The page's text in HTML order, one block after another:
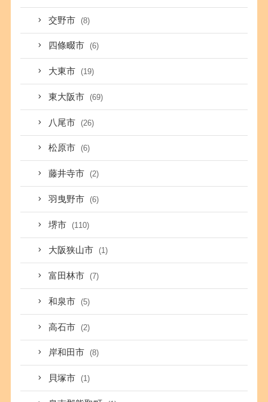
交野市 (8)
四條畷市 (6)
大東市 (19)
東大阪市 (69)
八尾市 (26)
松原市 (6)
藤井寺市 (2)
羽曳野市 (6)
堺市 (110)
大阪狭山市 (1)
富田林市 (7)
和泉市 (5)
高石市 (2)
岸和田市 (8)
貝塚市 (1)